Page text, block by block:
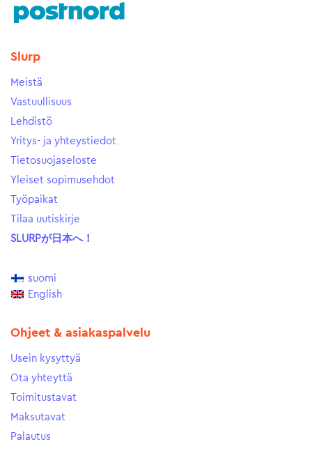
Slurp
Meistä
Vastuullisuus
Lehdistö
Yritys- ja yhteystiedot
Tietosuojaseloste
Yleiset sopimusehdot
Työpaikat
Tilaa uutiskirje
SLURPが日本へ！
suomi
English
Ohjeet & asiakaspalvelu
Usein kysyttyä
Ota yhteyttä
Toimitustavat
Maksutavat
Palautus